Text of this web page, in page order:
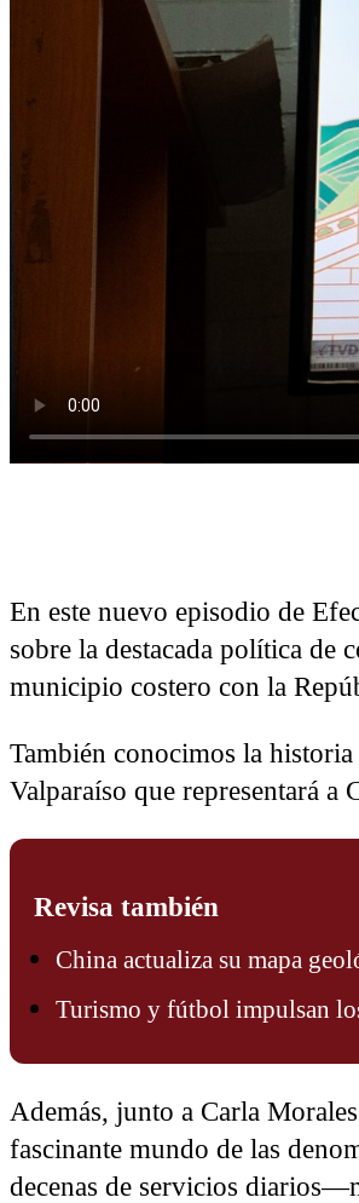
En este nuevo episodio de
sobre la destacada política de
municipio costero con la
También conocimos la
Valparaíso que representará a
Revisa también
China actualiza su mapa
Turismo y fútbol impulsan
Además, junto a Carla
fascinante mundo de las
decenas de servicios